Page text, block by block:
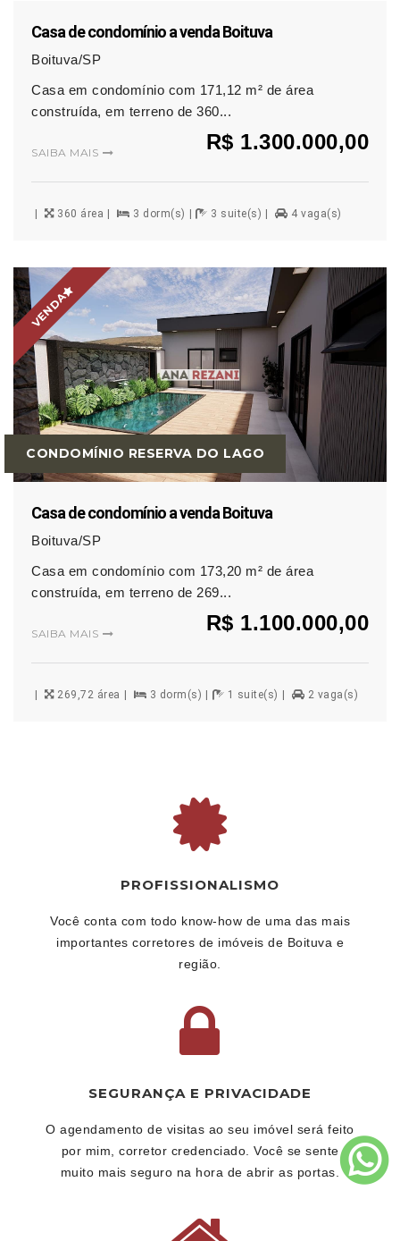
Casa de condomínio a venda Boituva
Boituva/SP
Casa em condomínio com 171,12 m² de área
construída, em terreno de 360...
R$ 1.300.000,00
SAIBA MAIS
360 área 3 dorm(s) 3 suite(s) 4 vaga(s)
CONDOMÍNIO RESERVA DO LAGO
VENDA
Casa de condomínio a venda Boituva
Boituva/SP
Casa em condomínio com 173,20 m² de área
construída, em terreno de 269...
R$ 1.100.000,00
SAIBA MAIS
269,72 área 3 dorm(s) 1 suite(s) 2 vaga(s)
PROFISSIONALISMO
Você conta com todo know-how de uma das mais
importantes corretores de imóveis de Boituva e
região.
SEGURANÇA E PRIVACIDADE
O agendamento de visitas ao seu imóvel será feito
por mim, corretor credenciado. Você se sente
muito mais seguro na hora de abrir as portas.